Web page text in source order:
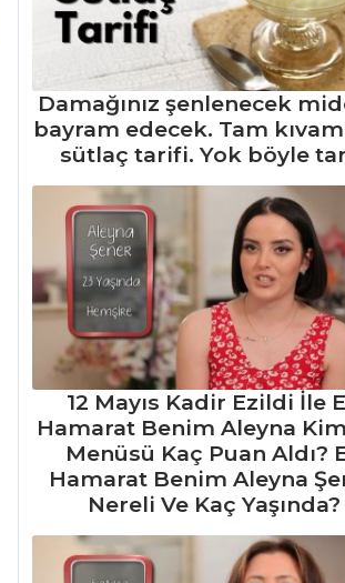
Damağınız şenlenecek
bayram edecek. Tam
sütlaç tarifi. Yok böyle
12 Mayıs Kadir Ezildi İle
Hamarat Benim Aleyna
Menüsü Kaç Puan Aldı?
Hamarat Benim Aleyna
Nereli Ve Kaç Yaşında?